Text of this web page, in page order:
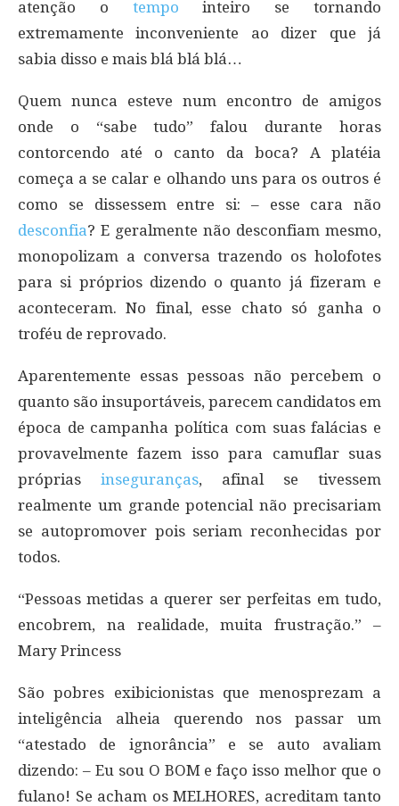
atenção o tempo inteiro se tornando
extremamente inconveniente ao dizer que já
sabia disso e mais blá blá blá…
Quem nunca esteve num encontro de amigos
onde o “sabe tudo” falou durante horas
contorcendo até o canto da boca? A platéia
começa a se calar e olhando uns para os outros é
como se dissessem entre si: – esse cara não
desconfia? E geralmente não desconfiam mesmo,
monopolizam a conversa trazendo os holofotes
para si próprios dizendo o quanto já fizeram e
aconteceram. No final, esse chato só ganha o
troféu de reprovado.
Aparentemente essas pessoas não percebem o
quanto são insuportáveis, parecem candidatos em
época de campanha política com suas falácias e
provavelmente fazem isso para camuflar suas
próprias inseguranças, afinal se tivessem
realmente um grande potencial não precisariam
se autopromover pois seriam reconhecidas por
todos.
“Pessoas metidas a querer ser perfeitas em tudo,
encobrem, na realidade, muita frustração.” –
Mary Princess
São pobres exibicionistas que menosprezam a
inteligência alheia querendo nos passar um
“atestado de ignorância” e se auto avaliam
dizendo: – Eu sou O BOM e faço isso melhor que o
fulano! Se acham os MELHORES, acreditam tanto